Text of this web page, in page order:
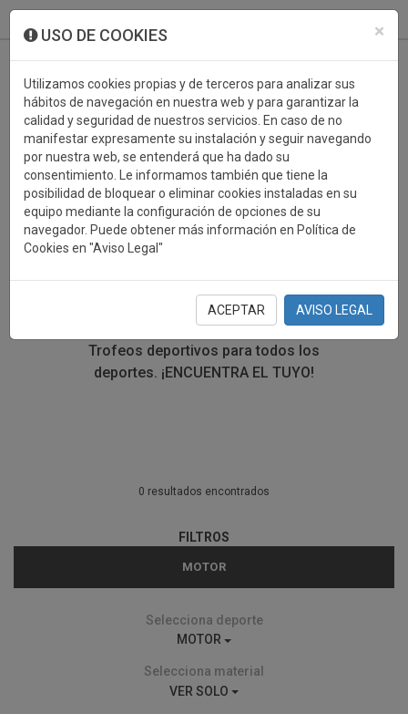
×
USO DE COOKIES
Utilizamos cookies propias y de terceros para analizar sus
hábitos de navegación en nuestra web y para garantizar la
calidad y seguridad de nuestros servicios. En caso de no
manifestar expresamente su instalación y seguir navegando
por nuestra web, se entenderá que ha dado su
consentimiento. Le informamos también que tiene la
posibilidad de bloquear o eliminar cookies instaladas en su
equipo mediante la configuración de opciones de su
navegador. Puede obtener más información en Política de
Cookies en "Aviso Legal"
ACEPTAR AVISO LEGAL
TROFEOS DEPORTIVOS
MOTOR
En esta sección encontrarás una gran variedad de
trofeos deportivos. Define tu búsqueda mediante los
filtros por deporte, material y precio del trofeo.
Trofeos deportivos para todos los
deportes. ¡ENCUENTRA EL TUYO!
0 resultados encontrados
FILTROS
MOTOR
Selecciona deporte
MOTOR
Selecciona material
VER SOLO